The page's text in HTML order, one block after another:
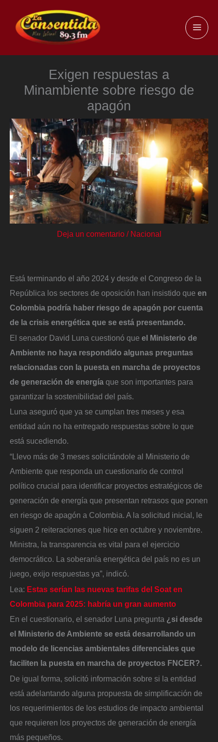
contenido
Exigen respuestas a
Minambiente sobre riesgo de
apagón
Deja un comentario / Nacional
Está terminando el año 2024 y desde el Congreso de la
República los sectores de oposición han insistido que en
Colombia podría haber riesgo de apagón por cuenta
de la crisis energética que se está presentando.
El senador David Luna cuestionó que el Ministerio de
Ambiente no haya respondido algunas preguntas
relacionadas con la puesta en marcha de proyectos
de generación de energía que son importantes para
garantizar la sostenibilidad del país.
Luna aseguró que ya se cumplan tres meses y esa
entidad aún no ha entregado respuestas sobre lo que
está sucediendo.
“Llevo más de 3 meses solicitándole al Ministerio de
Ambiente que responda un cuestionario de control
político crucial para identificar proyectos estratégicos de
generación de energía que presentan retrasos que ponen
en riesgo de apagón a Colombia. A la solicitud inicial, le
siguen 2 reiteraciones que hice en octubre y noviembre.
Ministra, la transparencia es vital para el ejercicio
democrático. La soberanía energética del país no es un
juego, exijo respuestas ya”, indicó.
Lea: Estas serían las nuevas tarifas del Soat en
Colombia para 2025: habría un gran aumento
En el cuestionario, el senador Luna pregunta ¿si desde
el Ministerio de Ambiente se está desarrollando un
modelo de licencias ambientales diferenciales que
faciliten la puesta en marcha de proyectos FNCER?.
De igual forma, solicitó información sobre si la entidad
está adelantando alguna propuesta de simplificación de
los requerimientos de los estudios de impacto ambiental
que requieren los proyectos de generación de energía
más pequeños.